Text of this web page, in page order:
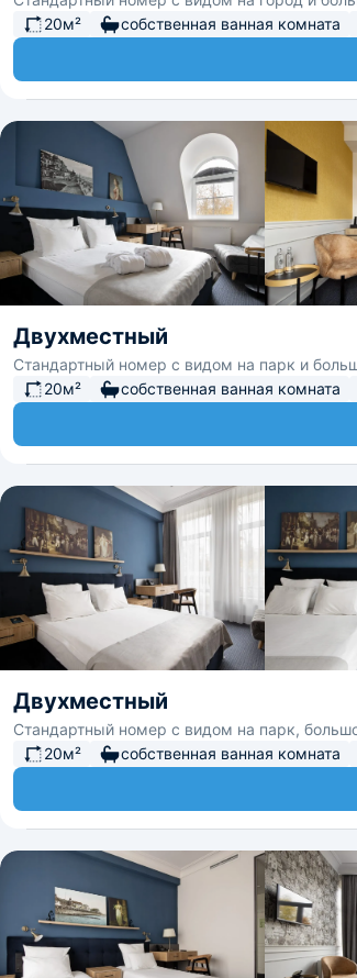
20м²
собственная ванная комната
Двухместный
Стандартный номер с видом на парк и
20м²
собственная ванная комната
Двухместный
Стандартный номер с видом на парк,
20м²
собственная ванная комната